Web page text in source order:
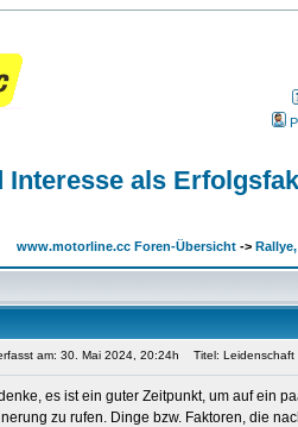
Interesse als
www.motorline.cc Foren-Übersicht ->
am: 30. Mai 2024, 20:24h Titel: Leidenschaft
es ist ein guter Zeitpunkt, um auf ein
zu rufen. Dinge bzw. Faktoren, die